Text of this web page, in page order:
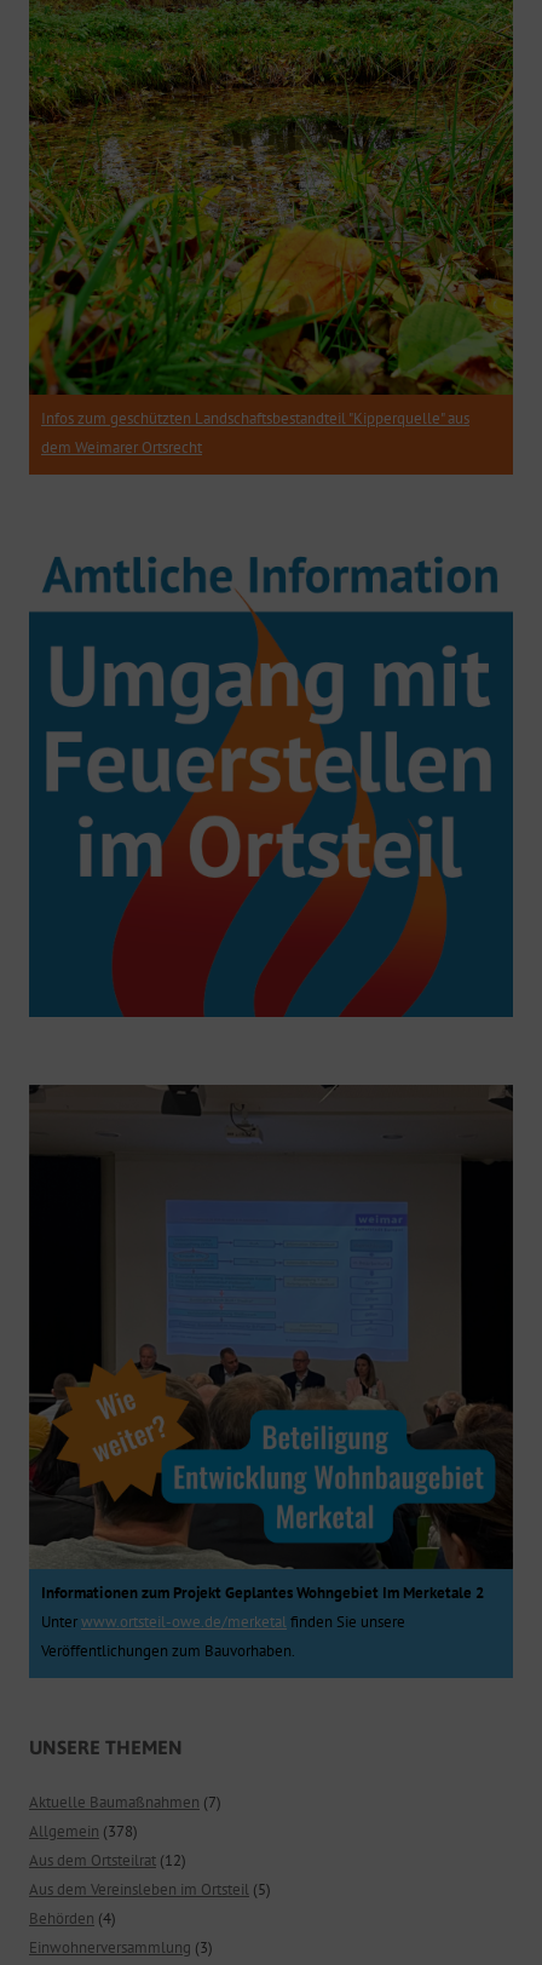
Infos zum geschützten Landschaftsbestandteil "Kipperquelle" aus
dem Weimarer Ortsrecht
Informationen zum Projekt Geplantes Wohngebiet Im Merketale 2
Unterwww.ortsteil-owe.de/merketalfinden Sie unsere
Veröffentlichungen zum Bauvorhaben.
UNSERE THEMEN
Aktuelle Baumaßnahmen (7)
Allgemein (378)
Aus dem Ortsteilrat (12)
Aus dem Vereinsleben im Ortsteil (5)
Behörden (4)
Einwohnerversammlung (3)